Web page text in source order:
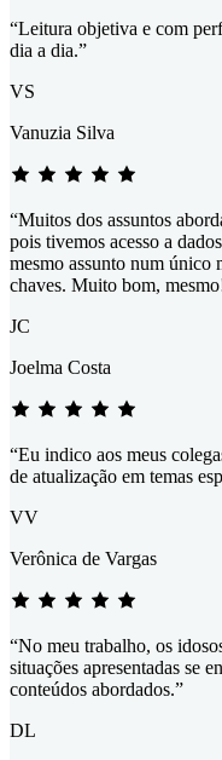
“Leitura objetiva e com
dia a dia.”
VS
Vanuzia Silva
“Muitos dos assuntos
pois tivemos acesso a
mesmo assunto num único
chaves. Muito bom,
JC
Joelma Costa
“Eu indico aos meus
de atualização em temas
VV
Verônica de Vargas
“No meu trabalho, os
situações apresentadas se
conteúdos abordados.”
DL